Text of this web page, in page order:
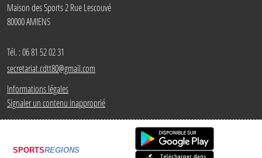
Maison des Sports 2 Rue Lescouvé
80000AMIENS
Tél. :06 81 52 02 31
secretariat.cdtt80@gmail.com
Informations légales
Signaler un contenu inapproprié
SPORTSREGIONS